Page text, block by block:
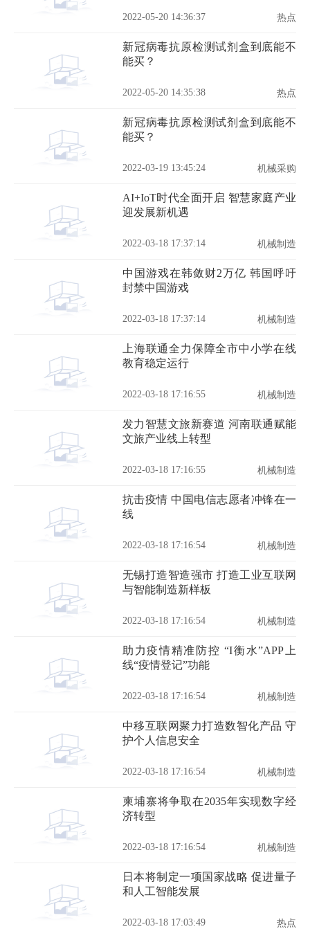
2022-05-20 14:36:37 热点
新冠病毒抗原检测试剂盒到底能不
能买？
2022-05-20 14:35:38 热点
新冠病毒抗原检测试剂盒到底能不
能买？
2022-03-19 13:45:24 机械采购
AI+IoT时代全面开启 智慧家庭产业
迎发展新机遇
2022-03-18 17:37:14 机械制造
中国游戏在韩敛财2万亿 韩国呼吁
封禁中国游戏
2022-03-18 17:37:14 机械制造
上海联通全力保障全市中小学在线
教育稳定运行
2022-03-18 17:16:55 机械制造
发力智慧文旅新赛道 河南联通赋能
文旅产业线上转型
2022-03-18 17:16:55 机械制造
抗击疫情 中国电信志愿者冲锋在一
线
2022-03-18 17:16:54 机械制造
无锡打造智造强市 打造工业互联网
与智能制造新样板
2022-03-18 17:16:54 机械制造
助力疫情精准防控 “I衡水”APP上
线“疫情登记”功能
2022-03-18 17:16:54 机械制造
中移互联网聚力打造数智化产品 守
护个人信息安全
2022-03-18 17:16:54 机械制造
柬埔寨将争取在2035年实现数字经
济转型
2022-03-18 17:16:54 机械制造
日本将制定一项国家战略 促进量子
和人工智能发展
2022-03-18 17:03:49 热点